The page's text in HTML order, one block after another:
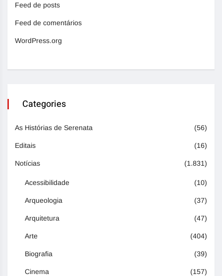
Feed de posts
Feed de comentários
WordPress.org
Categories
As Histórias de Serenata (56)
Editais (16)
Notícias (1.831)
Acessibilidade (10)
Arqueologia (37)
Arquitetura (47)
Arte (404)
Biografia (39)
Cinema (157)